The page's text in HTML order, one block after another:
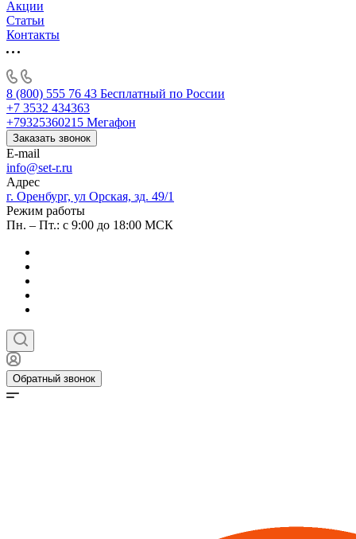
Акции
Статьи
Контакты
8 (800) 555 76 43 Бесплатный по России
+7 3532 434363
+79325360215 Мегафон
Заказать звонок
E-mail
info@set-r.ru
Адрес
г. Оренбург, ул Орская, зд. 49/1
Режим работы
Пн. – Пт.: с 9:00 до 18:00 МСК
Обратный звонок